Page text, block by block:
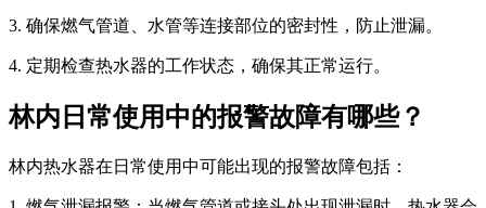
3. 确保燃气管道、水管等连接部位的密封性，防止泄漏。
4. 定期检查热水器的工作状态，确保其正常运行。
林内日常使用中的报警故障有哪些？
林内热水器在日常使用中可能出现的报警故障包括：